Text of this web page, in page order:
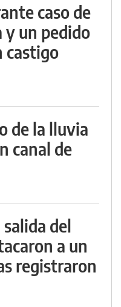
caso de
y un pedido
castigo
de la lluvia
canal de
del
a un
registraron